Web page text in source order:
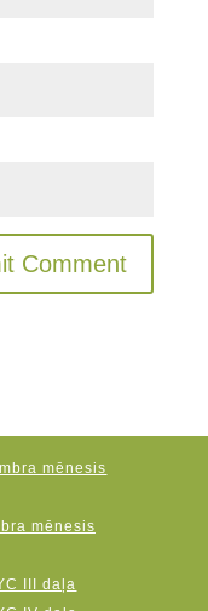
mēnesis
mēnesis
III daļa